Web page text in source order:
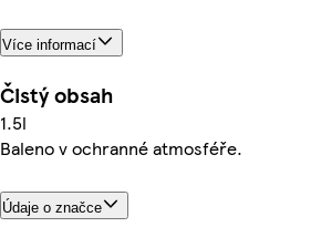
Více informací
Čistý obsah
1.5l
Baleno v ochranné atmosféře.
Údaje o značce